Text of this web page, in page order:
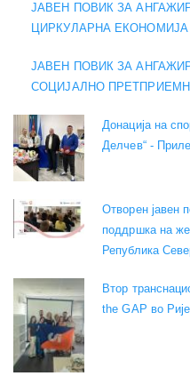
ЈАВЕН ПОВИК ЗА
ЦИРКУЛАРНА
ЈАВЕН ПОВИК ЗА
СОЦИЈАЛНО
Донација на
Делчев“ -
Отворен јавен
поддршка на
Република
Втор
the GAP во